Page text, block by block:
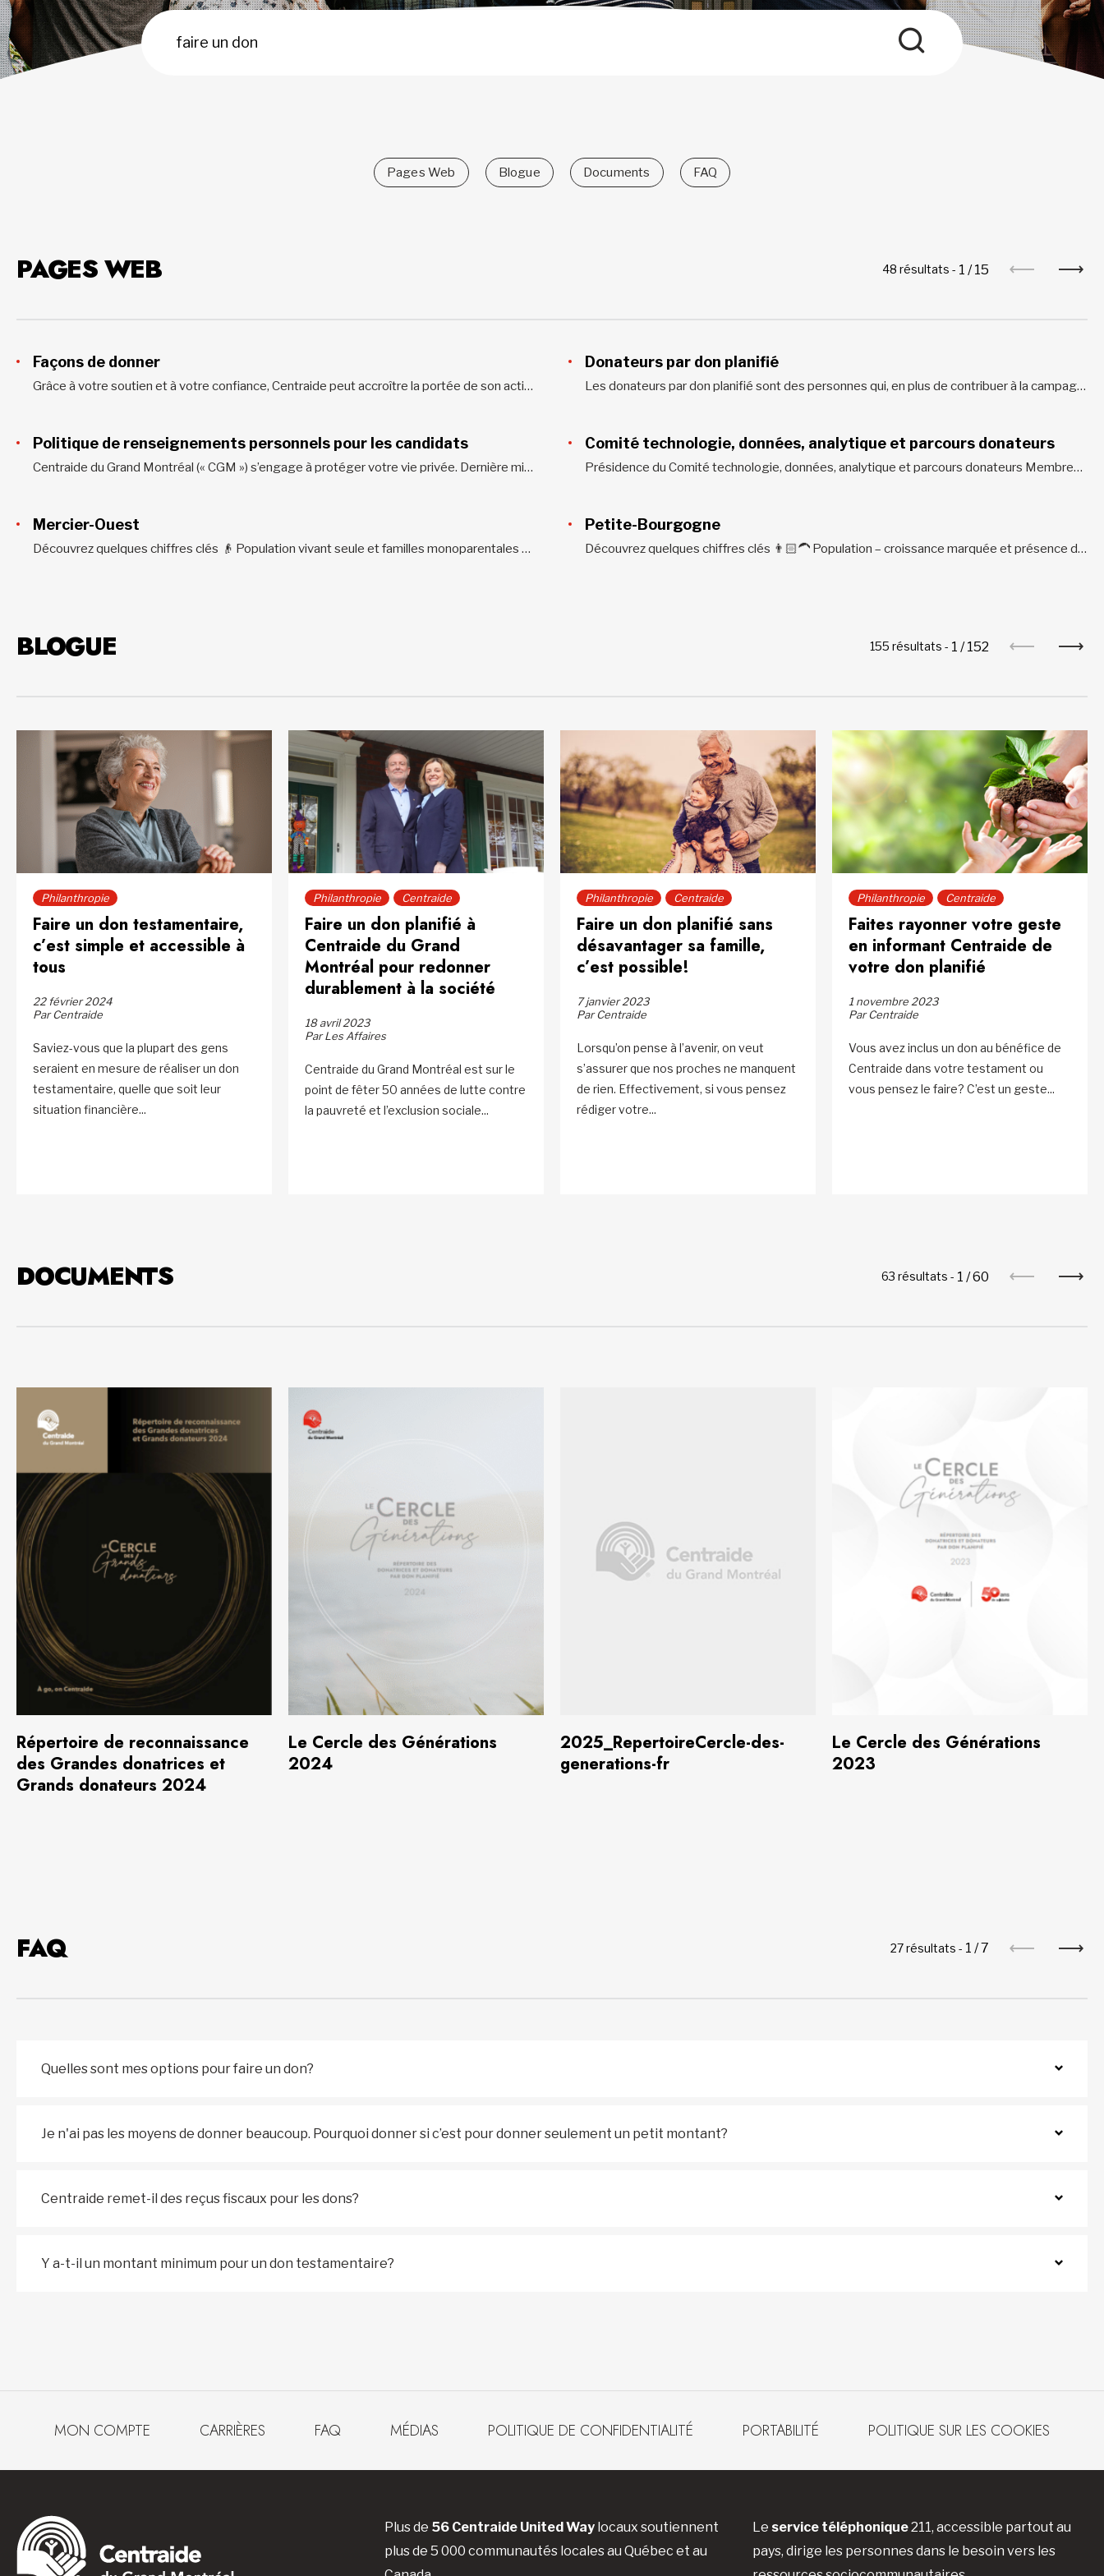
Pages Web Blogue Documents FAQ
PAGES WEB 48 résultats - 1 /15
Façons de donner
Grâce à votre soutien et à votre confiance, Centraide peut accroître la portée de son action pour lutter contre la pauvreté et l’exclusion sociale dans tous les quartiers et toutes les communautés du Grand Montréal. Chaque don est important. En s’ajoutant à des milliers d’autres, il devient un puissant levier...
Donateurs par don planifié
Les donateurs par don planifié sont des personnes qui, en plus de contribuer à la campagne annuelle, ont choisi de soutenir la mission de Centraide à long terme en planifiant par exemple un don dans leur testament, en faisant don d’une police d’assurance vie, ou encore en créant un fonds...
Politique de renseignements personnels pour les candidats
Centraide du Grand Montréal (« CGM ») s’engage à protéger votre vie privée. Dernière mise à jour : 30 novembre 2023. En Bref Nous comprenons l’importance que vous accordez à la protection de votre vie privée et nous nous engageons à préserver la confidentialité des renseignements personnels que nous recueillons à votre...
Comité technologie, données, analytique et parcours donateurs
Présidence du Comité technologie, données, analytique et parcours donateurs Membres du Comité technologie, données, analytique et parcours donateurs
Mercier-Ouest
Découvrez quelques chiffres clés 👴 Population vivant seule et familles monoparentales – réalité répandue dans Longue-PointeLa moitié (52 %) des personnes vivant seules du quartier résident dans le secteur de Longue-Pointe. Dans ce secteur, 25 % de la population vit seule, dont la moitié des aînés (52 %). Les secteurs de Longue-Pointe (38 %)...
Petite-Bourgogne
Découvrez quelques chiffres clés 👨🏻‍🦱 Population – croissance marquée et présence de jeunes adultesEntre 2016 et 2021, le quartier Petite-Bourgogne a enregistré l’une des croissances de population les plus importantes de l’île de Montréal (40 % contre 3 % à Montréal), en partie grâce à l’intégration du secteur de Griffintown, qui représente...
BLOGUE 155 résultats - 1 /152
Philanthropie
Faire un don testamentaire,
c’est simple et accessible à
tous
22 février 2024
Par Centraide
Saviez-vous que la plupart des gens
seraient en mesure de réaliser un don
testamentaire, quelle que soit leur
situation financière...
Philanthropie Centraide
Faire un don planifié à
Centraide du Grand
Montréal pour redonner
durablement à la société
18 avril 2023
Par Les Affaires
Centraide du Grand Montréal est sur le
point de fêter 50 années de lutte contre
la pauvreté et l’exclusion sociale...
Philanthropie Centraide
Faire un don planifié sans
désavantager sa famille,
c’est possible!
7 janvier 2023
Par Centraide
Lorsqu’on pense à l’avenir, on veut
s’assurer que nos proches ne manquent
de rien. Effectivement, si vous pensez
rédiger votre...
Philanthropie Centraide
Faites rayonner votre geste
en informant Centraide de
votre don planifié
1 novembre 2023
Par Centraide
Vous avez inclus un don au bénéfice de
Centraide dans votre testament ou
vous pensez le faire? C’est un geste...
DOCUMENTS 63 résultats - 1 /60
Télécharger(2,6 Mo)
Répertoire de reconnaissance
des Grandes donatrices et
Grands donateurs 2024
Télécharger(2,6 Mo)
Le Cercle des Générations
2024
Télécharger(1,8 Mo)
2025_RepertoireCercle-des-
generations-fr
Télécharger(1,8 Mo)
Le Cercle des Générations
2023
FAQ 27 résultats - 1 /7
Quelles sont mes options pour faire un don?
Je n'ai pas les moyens de donner beaucoup. Pourquoi donner si c’est pour donner seulement un petit montant?
Centraide remet-il des reçus fiscaux pour les dons?
Y a-t-il un montant minimum pour un don testamentaire?
MON COMPTE CARRIÈRES FAQ MÉDIAS POLITIQUE DE CONFIDENTIALITÉ PORTABILITÉ POLITIQUE SUR LES COOKIES
Plus de 56 Centraide United Waylocaux soutiennent
plus de 5 000 communautés locales au Québec et au
Le service téléphonique211, accessible partout au
pays, dirige les personnes dans le besoin vers les